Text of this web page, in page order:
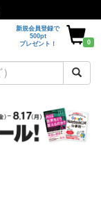
新規会員登録で
500pt
プレゼント！
0